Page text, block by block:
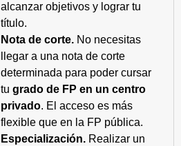
alcanzar objetivos y lograr tu
título.
Nota de corte. No necesitas
llegar a una nota de corte
determinada para poder cursar
tu grado de FP en un centro
privado. El acceso es más
flexible que en la FP pública.
Especialización. Realizar un